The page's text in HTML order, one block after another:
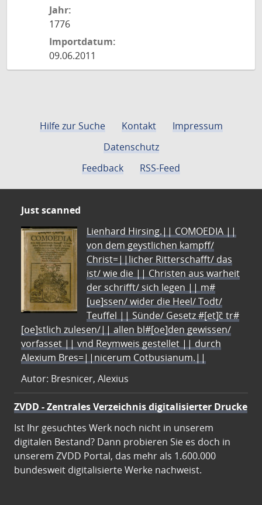
Jahr:
1776
Importdatum:
09.06.2011
Hilfe zur Suche Kontakt
Impressum
Datenschutz
Feedback
RSS-Feed
Just scanned
Lienhard Hirsing.|| COMOEDIA ||
von dem geystlichen kampff/
Christ=||licher Ritterschafft/ das
ist/ wie die || Christen aus warheit
der schrifft/ sich legen || m#
[ue]ssen/ wider die Heel/ Todt/
Teuffel || Sünde/ Gesetz #[et]c̃ tr#
[oe]stlich zulesen/|| allen bl#[oe]den gewissen/
vorfasset || vnd Reymweis gestellet || durch
Alexium Bres=||nicerum Cotbusianum.||
Autor: Bresnicer, Alexius
ZVDD - Zentrales Verzeichnis digitalisierter Drucke
Ist Ihr gesuchtes Werk noch nicht in unserem
digitalen Bestand? Dann probieren Sie es doch in
unserem ZVDD Portal, das mehr als 1.600.000
bundesweit digitalisierte Werke nachweist.